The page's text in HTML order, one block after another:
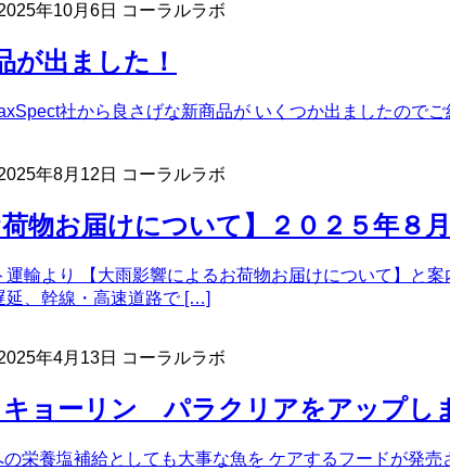
年10月6日 コーラルラボ
が出ました！
社から良さげな新商品が いくつか出ましたの
年8月12日 コーラルラボ
荷物お届けについて】２０２５年８
輸より 【大雨影響によるお荷物お届けについて】と
延、幹線・高速道路で […]
年4月13日 コーラルラボ
キョーリン パラクリアをアップし
栄養塩補給としても大事な魚を ケアするフードが発